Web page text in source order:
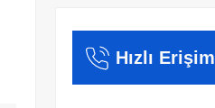
Hızlı Erişim